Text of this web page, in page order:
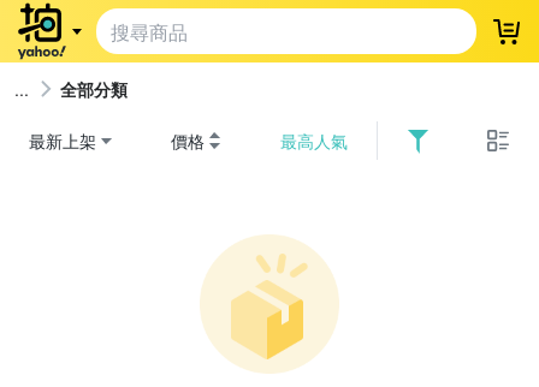
登
全部分類
最新上架 價格 最高人氣